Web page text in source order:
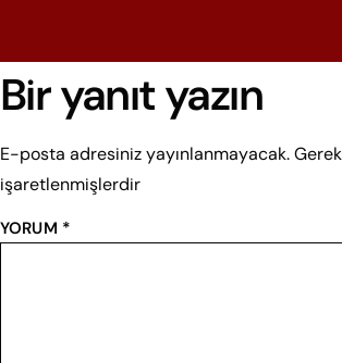
Bir yanıt yazın
E-posta adresiniz yayınlanmayacak.
işaretlenmişlerdir
YORUM *